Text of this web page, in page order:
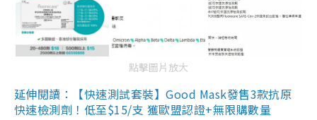
點擊圖片放大
延伸閱讀：【快速測試套裝】Good Mask發售3款抗原
快速檢測劑！低至$15/支 獲歐盟認證+無限購數量